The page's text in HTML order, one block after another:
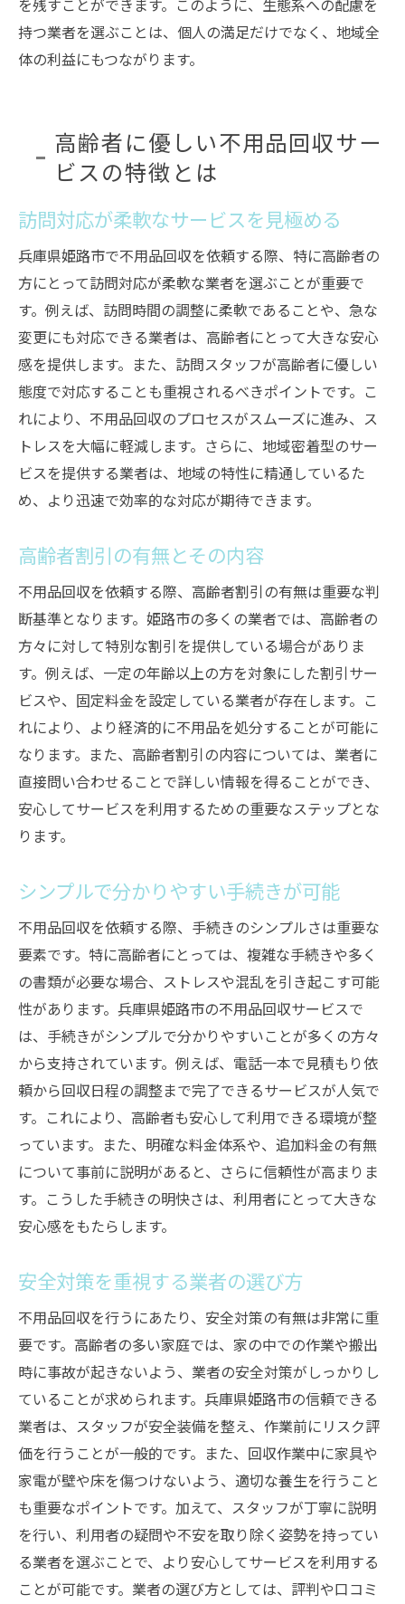
を残すことができます。このように、生態系への配慮を
持つ業者を選ぶことは、個人の満足だけでなく、地域全
体の利益にもつながります。
高齢者に優しい不用品回収サー
ビスの特徴とは
訪問対応が柔軟なサービスを見極める
兵庫県姫路市で不用品回収を依頼する際、特に高齢者の
方にとって訪問対応が柔軟な業者を選ぶことが重要で
す。例えば、訪問時間の調整に柔軟であることや、急な
変更にも対応できる業者は、高齢者にとって大きな安心
感を提供します。また、訪問スタッフが高齢者に優しい
態度で対応することも重視されるべきポイントです。こ
れにより、不用品回収のプロセスがスムーズに進み、ス
トレスを大幅に軽減します。さらに、地域密着型のサー
ビスを提供する業者は、地域の特性に精通しているた
め、より迅速で効率的な対応が期待できます。
高齢者割引の有無とその内容
不用品回収を依頼する際、高齢者割引の有無は重要な判
断基準となります。姫路市の多くの業者では、高齢者の
方々に対して特別な割引を提供している場合がありま
す。例えば、一定の年齢以上の方を対象にした割引サー
ビスや、固定料金を設定している業者が存在します。こ
れにより、より経済的に不用品を処分することが可能に
なります。また、高齢者割引の内容については、業者に
直接問い合わせることで詳しい情報を得ることができ、
安心してサービスを利用するための重要なステップとな
ります。
シンプルで分かりやすい手続きが可能
不用品回収を依頼する際、手続きのシンプルさは重要な
要素です。特に高齢者にとっては、複雑な手続きや多く
の書類が必要な場合、ストレスや混乱を引き起こす可能
性があります。兵庫県姫路市の不用品回収サービスで
は、手続きがシンプルで分かりやすいことが多くの方々
から支持されています。例えば、電話一本で見積もり依
頼から回収日程の調整まで完了できるサービスが人気で
す。これにより、高齢者も安心して利用できる環境が整
っています。また、明確な料金体系や、追加料金の有無
について事前に説明があると、さらに信頼性が高まりま
す。こうした手続きの明快さは、利用者にとって大きな
安心感をもたらします。
安全対策を重視する業者の選び方
不用品回収を行うにあたり、安全対策の有無は非常に重
要です。高齢者の多い家庭では、家の中での作業や搬出
時に事故が起きないよう、業者の安全対策がしっかりし
ていることが求められます。兵庫県姫路市の信頼できる
業者は、スタッフが安全装備を整え、作業前にリスク評
価を行うことが一般的です。また、回収作業中に家具や
家電が壁や床を傷つけないよう、適切な養生を行うこと
も重要なポイントです。加えて、スタッフが丁寧に説明
を行い、利用者の疑問や不安を取り除く姿勢を持ってい
る業者を選ぶことで、より安心してサービスを利用する
ことが可能です。業者の選び方としては、評判や口コミ